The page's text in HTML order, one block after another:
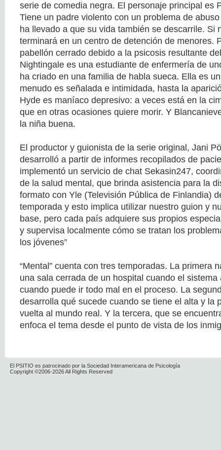
serie de comedia negra. El personaje principal es
Tiene un padre violento con un problema de
ha llevado a que su vida también se descarrile. Si
terminará en un centro de detención de menores.
pabellón cerrado debido a la psicosis resultante
Nightingale es una estudiante de enfermería de
ha criado en una familia de habla sueca. Ella es
menudo es señalada e intimidada, hasta la
Hyde es maníaco depresivo: a veces está en la
que en otras ocasiones quiere morir. Y
la niña buena.
El productor y guionista de la serie original, Jani
desarrolló a partir de informes recopilados de
implementó un servicio de chat Sekasin247,
de la salud mental, que brinda asistencia para la
formato con Yle (Televisión Pública de Finlandia)
temporada y esto implica utilizar nuestro guion y
base, pero cada país adquiere sus propios
y supervisa localmente cómo se tratan los
los jóvenes”
“Mental” cuenta con tres temporadas. La primera
una sala cerrada de un hospital cuando el
cuando puede ir todo mal en el proceso. La
desarrolla qué sucede cuando se tiene el alta y la
vuelta al mundo real. Y la tercera, que se
enfoca el tema desde el punto de vista de los
El PSITIO es patrocinado por la Sociedad Interamericana de Psicología
Copyright ©2006-2026 All Rights Reserved